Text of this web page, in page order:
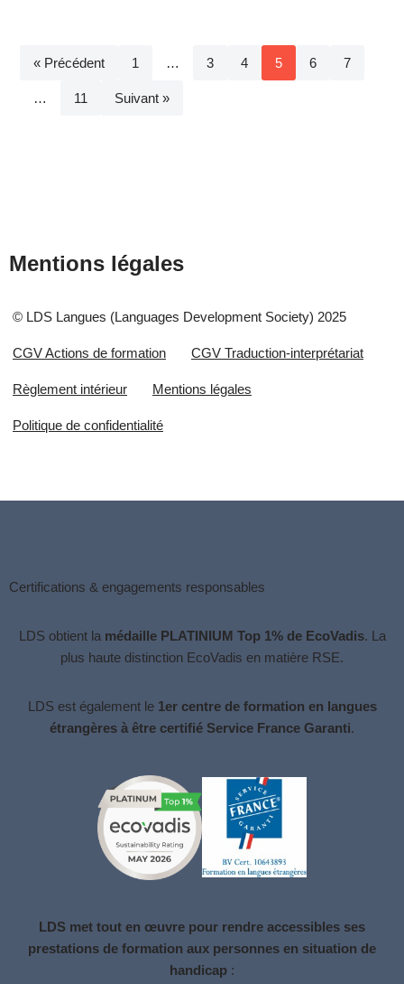
« Précédent 1 … 3 4 5 6 7
… 11 Suivant »
Mentions légales
© LDS Langues (Languages Development Society) 2025
CGV Actions de formation CGV Traduction-interprétariat
Règlement intérieur Mentions légales
Politique de confidentialité
Certifications & engagements responsables
LDS obtient la médaille PLATINIUM Top 1% de EcoVadis. La
plus haute distinction EcoVadis en matière RSE.
LDS est également le 1er centre de formation en langues
étrangères à être certifié Service France Garanti.
LDS met tout en œuvre pour rendre accessibles ses
prestations de formation aux personnes en situation de
handicap :